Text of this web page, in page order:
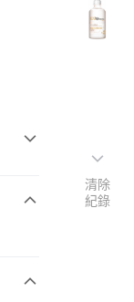
清除
紀錄